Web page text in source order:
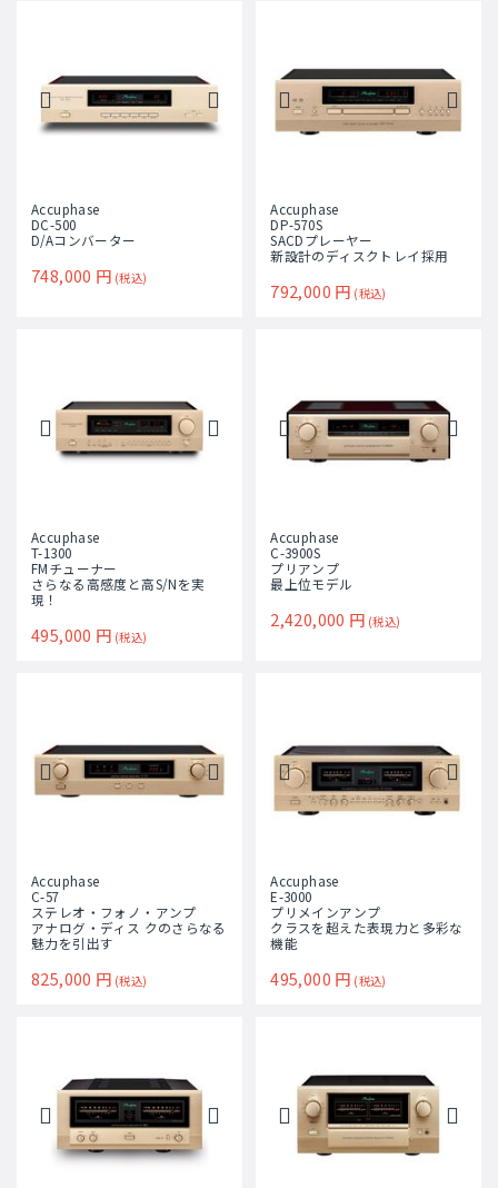
Accuphase
DC-500
D/Aコンバーター
748,000 円 (税込)
Accuphase
DP-570S
SACDプレーヤー
新設計のディスクトレイ採用
792,000 円 (税込)
Accuphase
T-1300
FMチューナー
さらなる高感度と高S/Nを実
現！
495,000 円 (税込)
Accuphase
C-3900S
プリアンプ
最上位モデル
2,420,000 円 (税込)
Accuphase
C-57
ステレオ・フォノ・アンプ
アナログ・ディス クのさらなる
魅力を引出す
825,000 円 (税込)
Accuphase
E-3000
プリメインアンプ
クラスを超えた表現力と多彩な
機能
495,000 円 (税込)